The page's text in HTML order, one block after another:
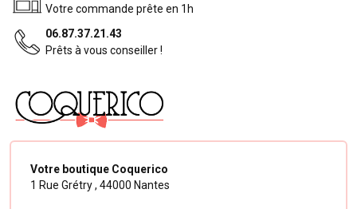
Votre commande prête en 1h
06.87.37.21.43
Prêts à vous conseiller !
Votre boutique Coquerico
1 Rue Grétry , 44000 Nantes